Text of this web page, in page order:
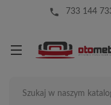
local_phone 733 144